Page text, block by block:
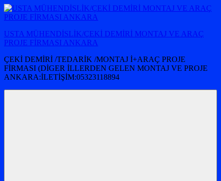
İçeriğe
atla
USTA MÜHENDİSLİK/ÇEKİ DEMİRİ MONTAJ VE ARAÇ
PROJE FİRMASI ANKARA
ÇEKİ DEMİRİ /TEDARİK /MONTAJ İ+ARAÇ PROJE
FİRMASI (DİGER İLLERDEN GELEN MONTAJ VE PROJE
ANKARA:İLETİŞİM:05323118894